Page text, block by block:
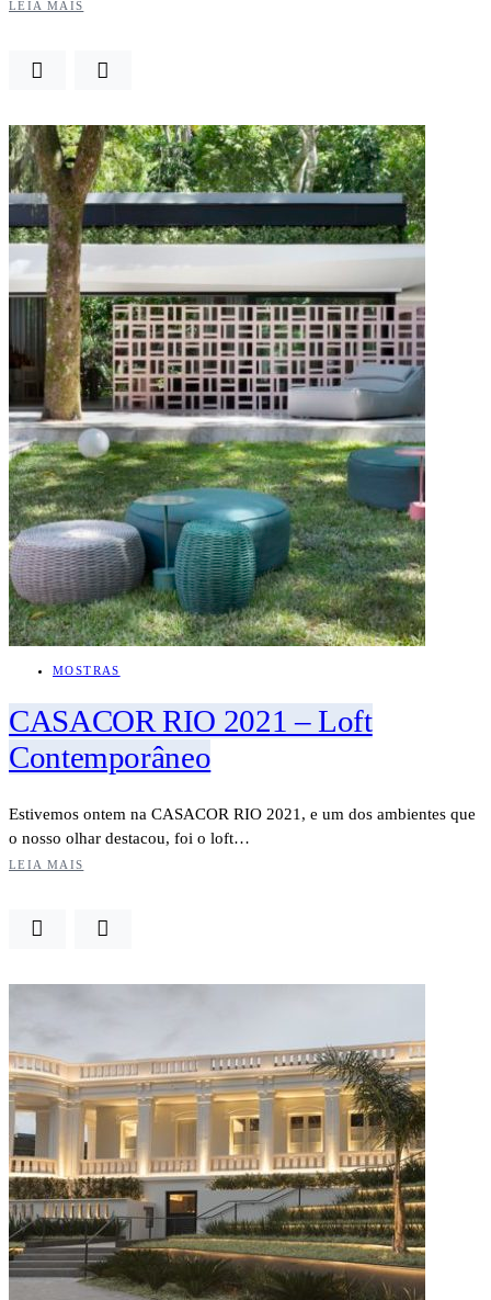
LEIA MAIS
MOSTRAS
CASACOR RIO 2021 – Loft
Contemporâneo
Estivemos ontem na CASACOR RIO 2021, e um dos ambientes que
o nosso olhar destacou, foi o loft…
LEIA MAIS